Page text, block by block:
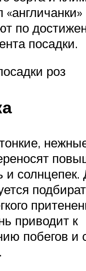
«англичанки»
по
посадки.
роз
и солнцепек.
приводит к
побегов и